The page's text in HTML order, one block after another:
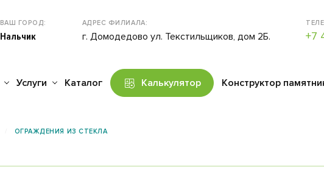
ВАШ ГОРОД:
Нальчик
АДРЕС ФИЛИАЛА:
г. Домодедово ул. Текстильщиков, дом 2Б. +7
Услуги Каталог Калькулятор Конструктор
ОГРАЖДЕНИЯ ИЗ СТЕКЛА